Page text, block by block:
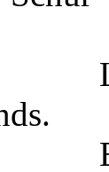
Live